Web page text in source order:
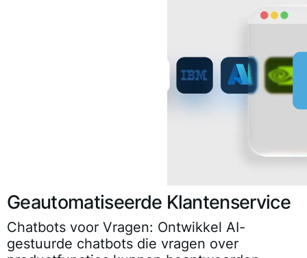
Geautomatiseerde Klantenservice
Chatbots voor Vragen: Ontwikkel AI-
gestuurde chatbots die vragen over